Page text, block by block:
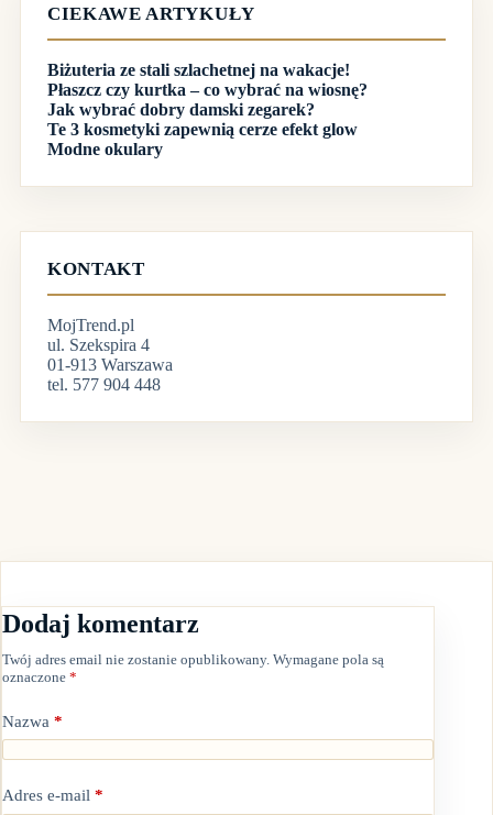
CIEKAWE ARTYKUŁY
Biżuteria ze stali szlachetnej na wakacje!
Płaszcz czy kurtka – co wybrać na wiosnę?
Jak wybrać dobry damski zegarek?
Te 3 kosmetyki zapewnią cerze efekt glow
Modne okulary
KONTAKT
MojTrend.pl
ul. Szekspira 4
01-913 Warszawa
tel. 577 904 448
Dodaj komentarz
Twój adres email nie zostanie opublikowany. Wymagane pola są
oznaczone *
Nazwa *
Adres e-mail *